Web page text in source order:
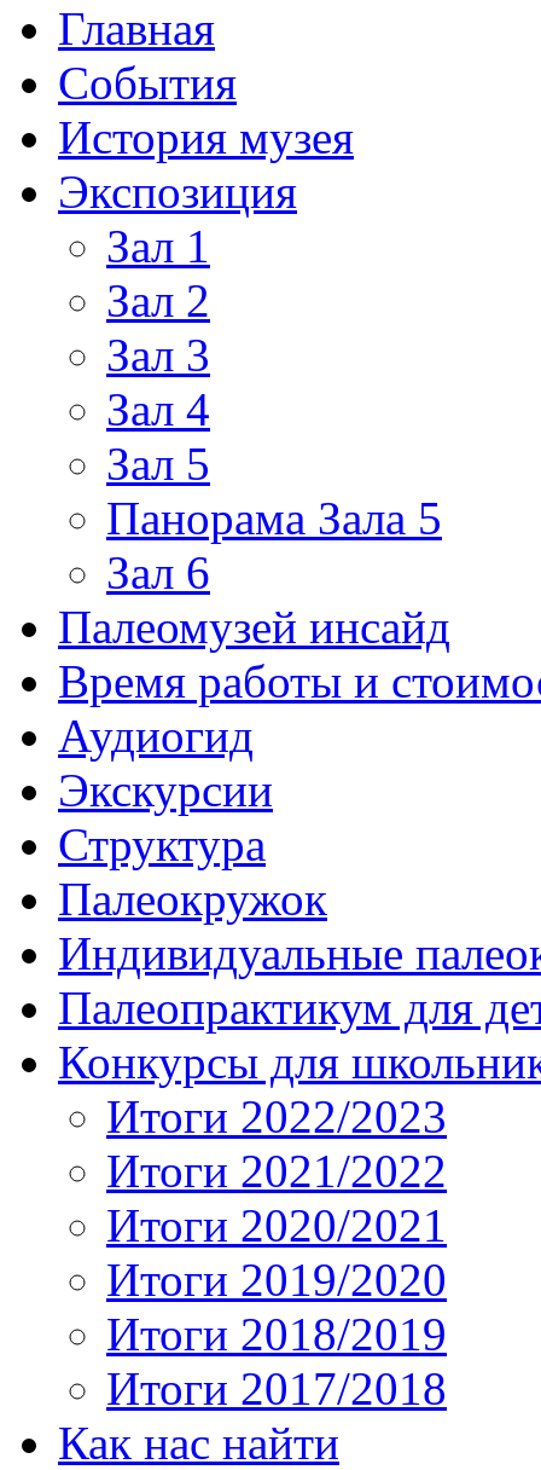
Главная
События
История музея
Экспозиция
Зал 1
Зал 2
Зал 3
Зал 4
Зал 5
Панорама Зала 5
Зал 6
Палеомузей инсайд
Время работы и
Аудиогид
Экскурсии
Структура
Палеокружок
Индивидуальные
Палеопрактикум для
Конкурсы для
Итоги 2022/2023
Итоги 2021/2022
Итоги 2020/2021
Итоги 2019/2020
Итоги 2018/2019
Итоги 2017/2018
Как нас найти